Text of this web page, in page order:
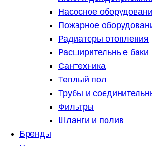
Насосное
Пожарное
Радиаторы отопления
Расширительные баки
Сантехника
Теплый пол
Трубы и
Фильтры
Шланги и полив
Бренды